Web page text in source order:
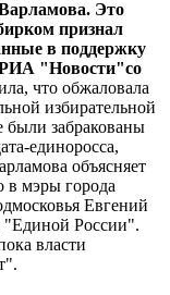
Это
признал
в поддержку
РИА "Новости"со
что обжаловала
избирательной
были забракованы
единоросса,
объясняет
в мэры города
Евгений
"Единой России".
власти